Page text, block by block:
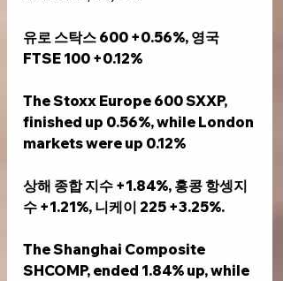
유로 스탁스 600 +0.56%, 영국
FTSE 100 +0.12%
The Stoxx Europe 600 SXXP,
finished up 0.56%, while London
markets were up 0.12%
상해 종합 지수 +1.84%, 홍콩 항셍지
수 +1.21%, 니케이 225 +3.25%.
The Shanghai Composite
SHCOMP, ended 1.84% up, while